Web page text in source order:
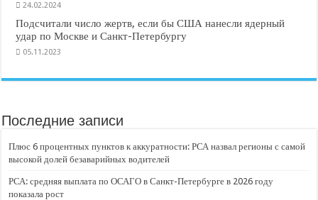
24.02.2024
Подсчитали число жертв, если бы США нанесли ядерный
удар по Москве и Санкт-Петербургу
05.11.2023
Последние записи
Плюс 6 процентных пунктов к аккуратности: РСА назвал регионы с самой
высокой долей безаварийных водителей
РСА: средняя выплата по ОСАГО в Санкт-Петербурге в 2026 году
показала рост